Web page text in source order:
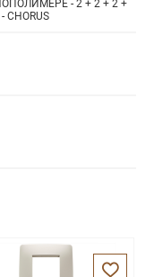
- 2 + 2 + 2 +